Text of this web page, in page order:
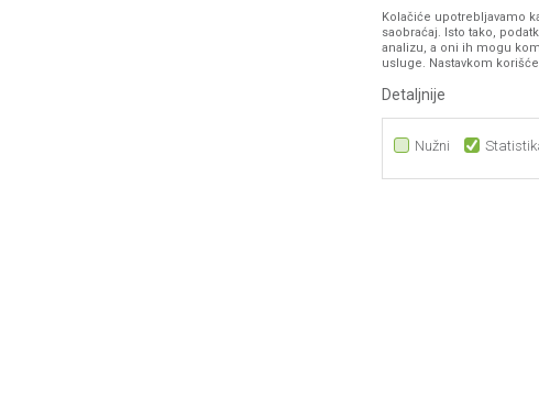
Saradnja
Blog
Najčešća pitanja
Kontakt
Kolačiće upotrebljavamo
saobraćaj. Isto tako,
analizu, a oni ih mogu
usluge. Nastavkom
Detaljnije
Nužni